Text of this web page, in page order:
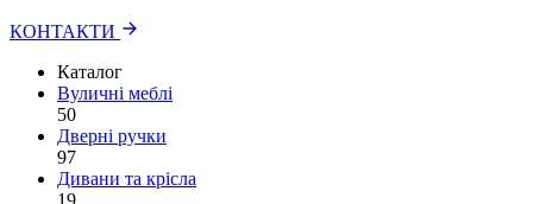
КОНТАКТИ
Каталог
Вуличні меблі
50
Дверні ручки
97
Дивани та крісла
19